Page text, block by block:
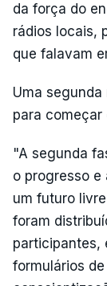
da força do
rádios locais,
que falavam
Uma
para começar
"A segunda
o progresso e
um futuro
foram
participantes,
formulários